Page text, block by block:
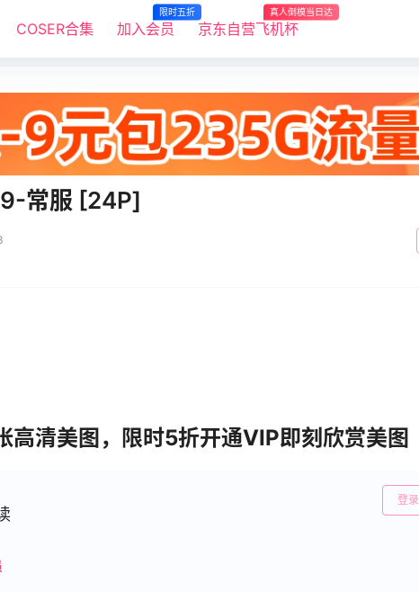
COSER合集 加入会员
限时五折
京东自营飞机杯
真人倒模当日达
常服 [24P]
高清美图，限时5折开通VIP即刻欣赏美图
登录